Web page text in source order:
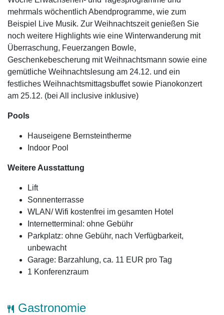
mehrmals wöchentlich Abendprogramme, wie zum
Beispiel Live Musik. Zur Weihnachtszeit genießen Sie
noch weitere Highlights wie eine Winterwanderung mit
Überraschung, Feuerzangen Bowle,
Geschenkebescherung mit Weihnachtsmann sowie eine
gemütliche Weihnachtslesung am 24.12. und ein
festliches Weihnachtsmittagsbuffet sowie Pianokonzert
am 25.12. (bei All inclusive inklusive)
Pools
Hauseigene Bernsteintherme
Indoor Pool
Weitere Ausstattung
Lift
Sonnenterrasse
WLAN/ Wifi kostenfrei im gesamten Hotel
Internetterminal: ohne Gebühr
Parkplatz: ohne Gebühr, nach Verfügbarkeit,
unbewacht
Garage: Barzahlung, ca. 11 EUR pro Tag
1 Konferenzraum
Gastronomie